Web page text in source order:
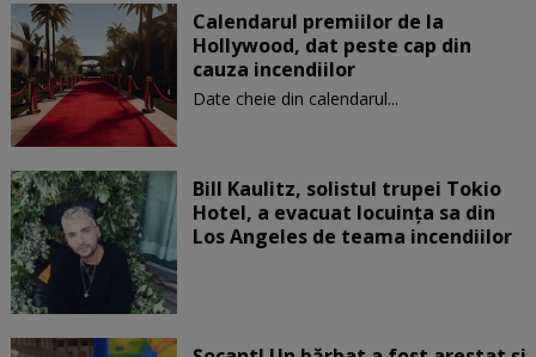
Calendarul premiilor de la
Hollywood, dat peste cap din
cauza incendiilor
Date cheie din calendarul...
Bill Kaulitz, solistul trupei Tokio
Hotel, a evacuat locuinţa sa din
Los Angeles de teama incendiilor